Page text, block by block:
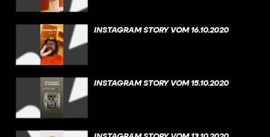
INSTAGRAM STORY VOM 16.10.2020
INSTAGRAM STORY VOM 15.10.2020